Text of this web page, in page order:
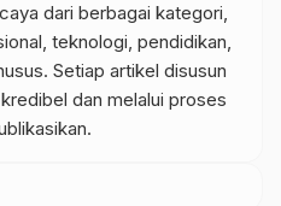
dari berbagai kategori,
teknologi, pendidikan,
Setiap artikel disusun
dan melalui proses